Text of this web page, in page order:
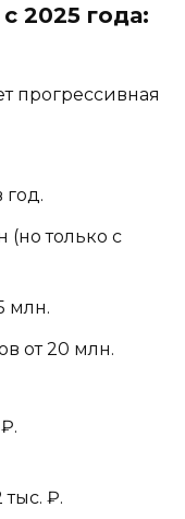
2025 года:
прогрессивная
только с
млн.
от 20 млн.
₽.